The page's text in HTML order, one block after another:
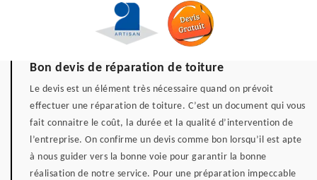
Bon devis de réparation de toiture
Le devis est un élément très nécessaire quand on prévoit
effectuer une réparation de toiture. C’est un document qui vous
fait connaitre le coût, la durée et la qualité d’intervention de
l’entreprise. On confirme un devis comme bon lorsqu’il est apte
à nous guider vers la bonne voie pour garantir la bonne
réalisation de notre service. Pour une préparation impeccable